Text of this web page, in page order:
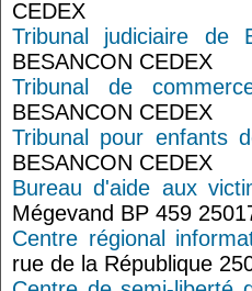
CEDEX
Tribunal judiciaire de
BESANCON CEDEX
Tribunal de
BESANCON CEDEX
Tribunal pour enfants
BESANCON CEDEX
Bureau d'aide aux
Mégevand BP 459
Centre régional
rue de la République